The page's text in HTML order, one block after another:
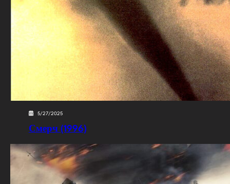
5/27/2025
Смерч (1996)